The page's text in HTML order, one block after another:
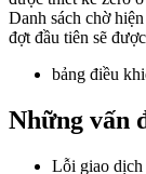
Danh sách chờ
đợt đầu tiên sẽ
bảng điều
Những vấn
Lỗi giao dịch